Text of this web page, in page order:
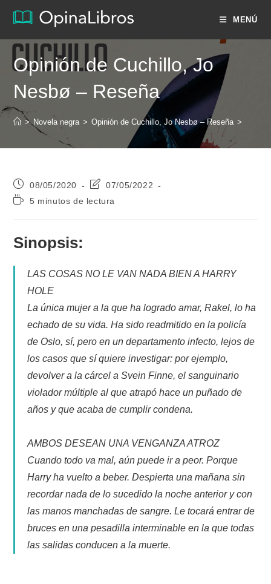
MENÚ
Opinión de Cuchillo, Jo
Nesbø – Reseña
> Novela negra > Opinión de Cuchillo, Jo Nesbø – Reseña >
Publicación
de
la
08/05/2020
Última
de
07/05/2022
Tiempo5 minutos de lectura
Sinopsis:
LAS COSAS NO LE VAN NADA BIEN A HARRY
HOLE
La única mujer a la que ha logrado amar, Rakel, lo ha
echado de su vida. Ha sido readmitido en la policía
de Oslo, sí, pero en un departamento infecto, lejos de
los casos que sí quiere investigar: por ejemplo,
devolver a la cárcel a Svein Finne, el sanguinario
violador múltiple al que atrapó hace un puñado de
años y que acaba de cumplir condena.
AMBOS DESEAN UNA VENGANZA ATROZ
Cuando todo va mal, aún puede ir a peor. Porque
Harry ha vuelto a beber. Despierta una mañana sin
recordar nada de lo sucedido la noche anterior y con
las manos manchadas de sangre. Le tocará entrar de
bruces en una pesadilla interminable en la que todas
las salidas conducen a la muerte.